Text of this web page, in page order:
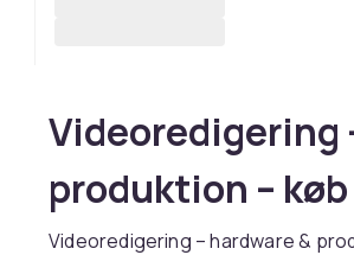
Videoredigering
produktion –
Videoredigering – hardware &